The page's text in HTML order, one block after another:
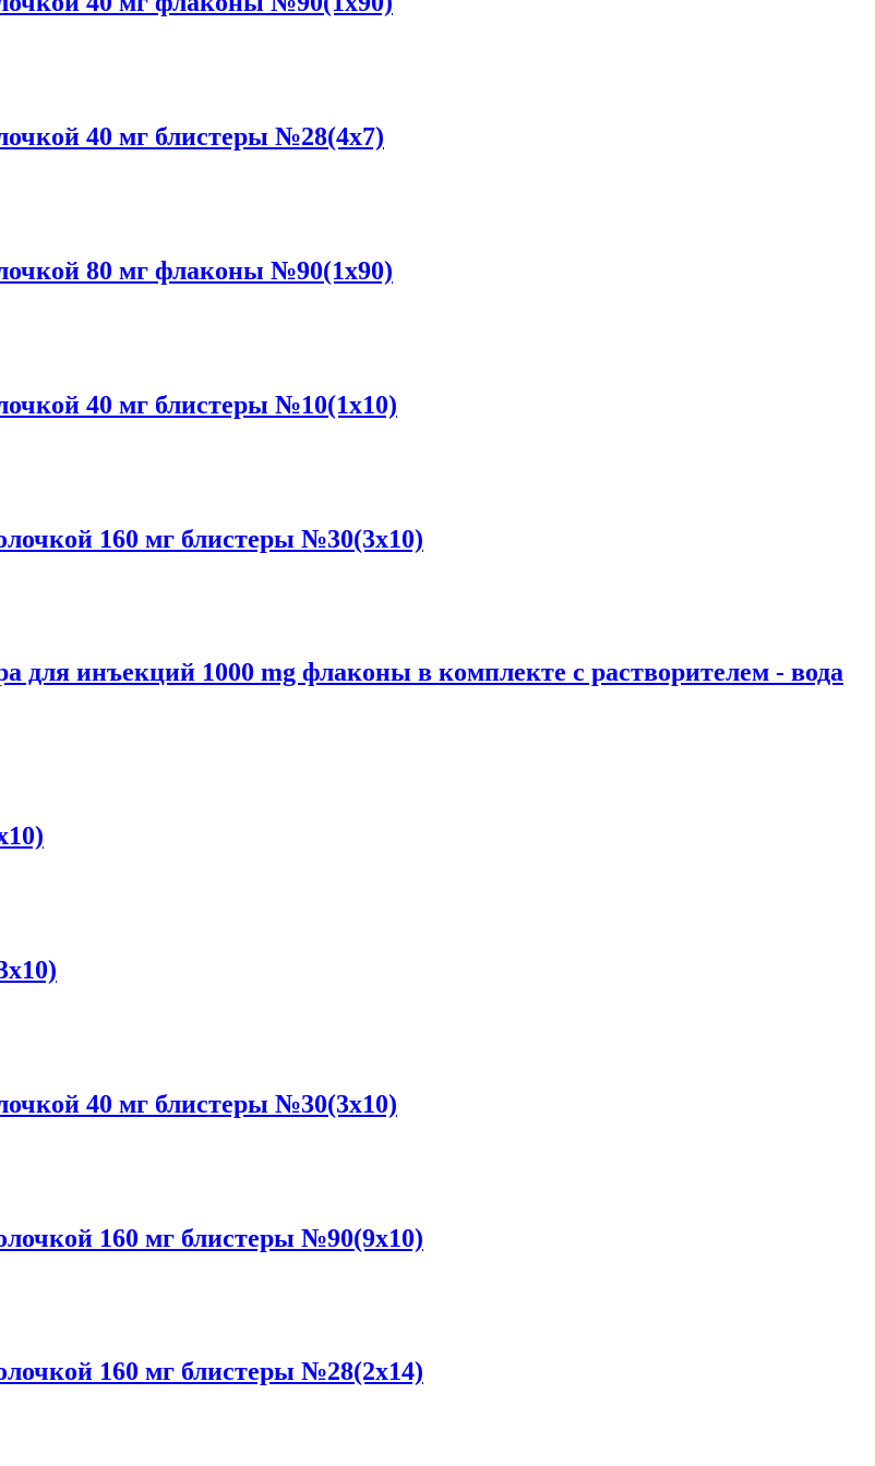
40 мг блистеры №28(4x7)
80 мг флаконы №90(1x90)
40 мг блистеры №10(1x10)
160 мг блистеры №30(3x10)
для инъекций 1000 mg флаконы в комплекте с растворителем - вода
40 мг блистеры №30(3x10)
160 мг блистеры №90(9x10)
160 мг блистеры №28(2x14)